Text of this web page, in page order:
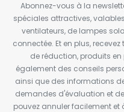
Abonnez-vous à la
spéciales attractives,
ventilateurs, de lampes
connectée. Et en plus,
de réduction, produits
également des conseils
ainsi que des informations
demandes d'évaluation et
pouvez annuler facilement